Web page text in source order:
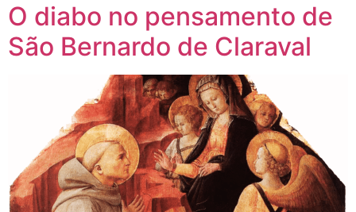
O diabo no pensamento de
São Bernardo de Claraval